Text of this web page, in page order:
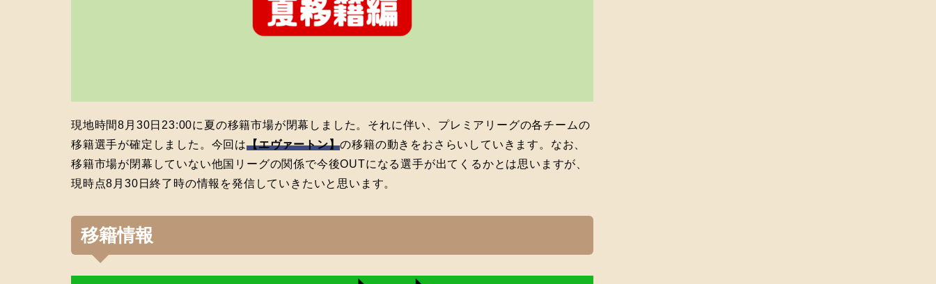
現地時間8月30日23:00に夏の移籍市場が閉幕しました。それに伴い、プレミアリーグの各チームの
移籍選手が確定しました。今回は【エヴァートン】の移籍の動きをおさらいしていきます。なお、
移籍市場が閉幕していない他国リーグの関係で今後OUTになる選手が出てくるかとは思いますが、
現時点8月30日終了時の情報を発信していきたいと思います。
移籍情報